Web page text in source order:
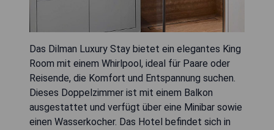
Das Dilman Luxury Stay bietet ein elegantes King
Room mit einem Whirlpool, ideal für Paare oder
Reisende, die Komfort und Entspannung suchen.
Dieses Doppelzimmer ist mit einem Balkon
ausgestattet und verfügt über eine Minibar sowie
einen Wasserkocher. Das Hotel befindet sich in